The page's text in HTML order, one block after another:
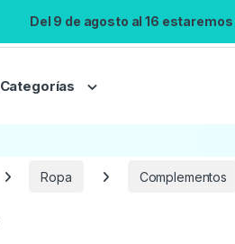
Del 9 de agosto al 16
Categorías
Ropa Complementos